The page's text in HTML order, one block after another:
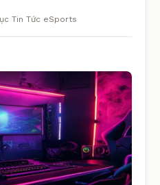
Tin Tức eSports